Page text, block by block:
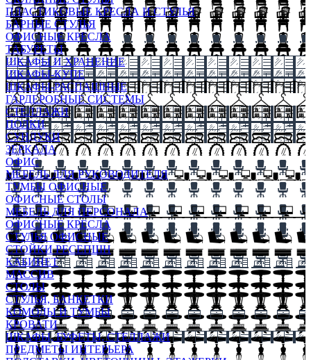
ПЛАСТИКОВЫЕ КРЕСЛА И СТУЛЬЯ
БАРНЫЕ СТУЛЬЯ
ОФИСНЫЕ КРЕСЛА
ТАБУРЕТЫ
ШКАФЫ И ХРАНЕНИЕ
ШКАФЫ-КУПЕ
ШКАФЫ-РАСПАШНЫЕ
ГАРДЕРОБНЫЕ СИСТЕМЫ
СТЕЛЛАЖИ
ПОЛКИ
СУНДУКИ
ЗЕРКАЛА
ОФИС
МЕБЕЛЬ ДЛЯ РУКОВОДИТЕЛЯ
ТУМБЫ ОФИСНЫЕ
ОФИСНЫЕ СТОЛЫ
МЕБЕЛЬ ДЛЯ ПЕРСОНАЛА
ОФИСНЫЕ КРЕСЛА
СТУЛЬЯ ОФИСНЫЕ
СТОЙКИ РЕСЕПШН
КАБИНЕТ
МАССИВ
СТОЛЫ
СТУЛЬЯ, БАНКЕТКИ
КОМОДЫ И ТУМБЫ
КРОВАТИ
ШКАФЫ, БУФЕТЫ, СТЕЛЛАЖИ
ПРЕДМЕТЫ ИНТЕРЬЕРА